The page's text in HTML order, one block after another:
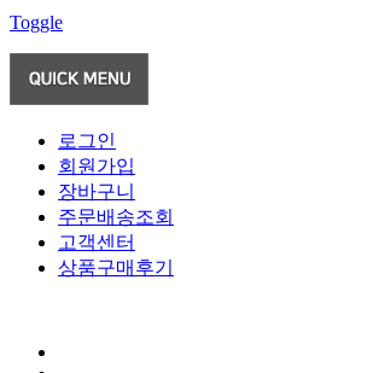
Toggle
로그인
회원가입
장바구니
주문배송조회
고객센터
상품구매후기